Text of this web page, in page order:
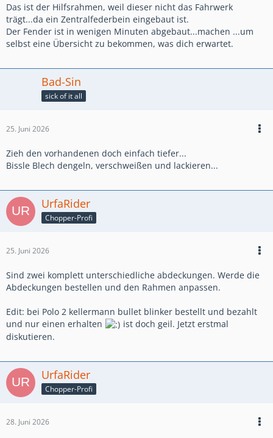
Das ist der Hilfsrahmen, weil dieser nicht das Fahrwerk
trägt...da ein Zentralfederbein eingebaut ist.
Der Fender ist in wenigen Minuten abgebaut...machen ...um
selbst eine Übersicht zu bekommen, was dich erwartet.
Bad-Sin
sick of it all
25. Juni 2026
Zieh den vorhandenen doch einfach tiefer...
Bissle Blech dengeln, verschweißen und lackieren...
UrfaRider
Chopper-Profi
25. Juni 2026
Sind zwei komplett unterschiedliche abdeckungen. Werde die
Abdeckungen bestellen und den Rahmen anpassen.
Edit: bei Polo 2 kellermann bullet blinker bestellt und bezahlt
und nur einen erhalten
ist doch geil. Jetzt erstmal
diskutieren.
UrfaRider
Chopper-Profi
28. Juni 2026